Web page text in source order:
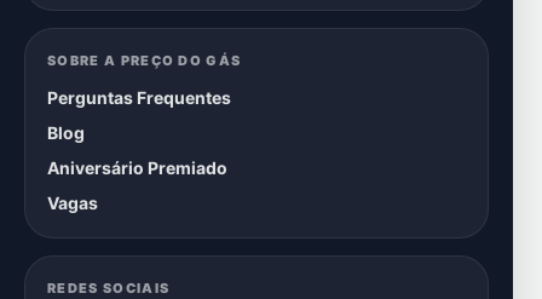
SOBRE A PREÇO DO GÁS
Perguntas Frequentes
Blog
Aniversário Premiado
Vagas
REDES SOCIAIS